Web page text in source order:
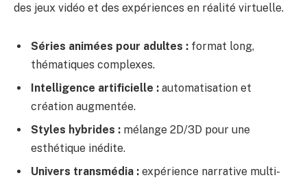
des jeux vidéo et des expériences en réalité virtuelle.
Séries animées pour adultes : format long,
thématiques complexes.
Intelligence artificielle : automatisation et
création augmentée.
Styles hybrides : mélange 2D/3D pour une
esthétique inédite.
Univers transmédia : expérience narrative multi-